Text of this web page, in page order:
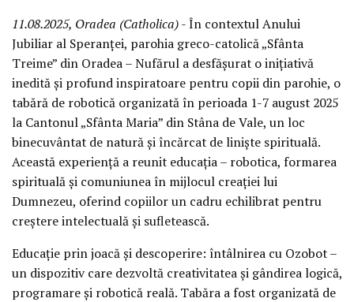
11.08.2025, Oradea (Catholica)- În contextul Anului
Jubiliar al Speranței, parohia greco-catolică „Sfânta
Treime” din Oradea – Nufărul a desfășurat o inițiativă
inedită și profund inspiratoare pentru copii din parohie, o
tabără de robotică organizată în perioada 1-7 august 2025
la Cantonul „Sfânta Maria” din Stâna de Vale, un loc
binecuvântat de natură și încărcat de liniște spirituală.
Această experiență a reunit educația – robotica, formarea
spirituală și comuniunea în mijlocul creației lui
Dumnezeu, oferind copiilor un cadru echilibrat pentru
creștere intelectuală și sufletească.
Educație prin joacă și descoperire: întâlnirea cu Ozobot –
un dispozitiv care dezvoltă creativitatea și gândirea logică,
programare și robotică reală. Tabăra a fost organizată de